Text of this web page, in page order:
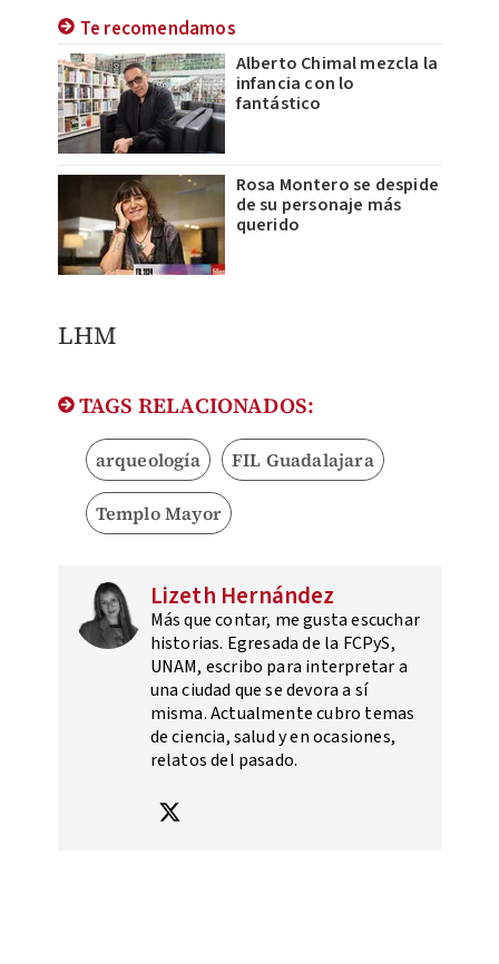
Te recomendamos
Alberto Chimal mezcla la
infancia con lo
fantástico
Rosa Montero se despide
de su personaje más
querido
​LHM
TAGS RELACIONADOS:
arqueología FIL Guadalajara
Templo Mayor
Lizeth Hernández
Más que contar, me gusta escuchar
historias. Egresada de la FCPyS,
UNAM, escribo para interpretar a
una ciudad que se devora a sí
misma. Actualmente cubro temas
de ciencia, salud y en ocasiones,
relatos del pasado.